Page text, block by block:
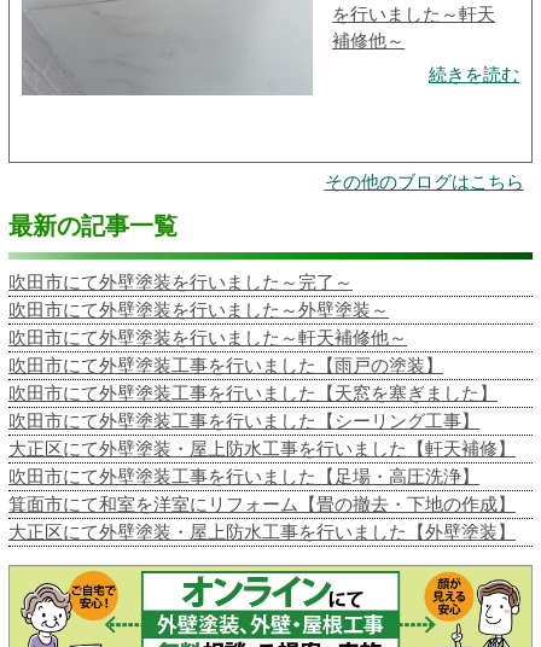
を行いました～軒天
補修他～
続きを読む
その他のブログはこちら
最新の記事一覧
吹田市にて外壁塗装を行いました～完了～
吹田市にて外壁塗装を行いました～外壁塗装～
吹田市にて外壁塗装を行いました～軒天補修他～
吹田市にて外壁塗装工事を行いました【雨戸の塗装】
吹田市にて外壁塗装工事を行いました【天窓を塞ぎました】
吹田市にて外壁塗装工事を行いました【シーリング工事】
大正区にて外壁塗装・屋上防水工事を行いました【軒天補修】
吹田市にて外壁塗装工事を行いました【足場・高圧洗浄】
箕面市にて和室を洋室にリフォーム【畳の撤去・下地の作成】
大正区にて外壁塗装・屋上防水工事を行いました【外壁塗装】